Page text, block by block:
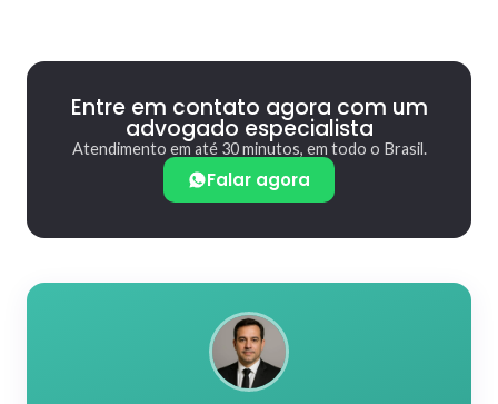
Entre em contato agora com um
advogado especialista
Atendimento em até 30 minutos, em todo o Brasil.
Falar agora